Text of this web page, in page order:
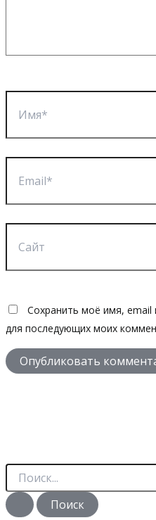
Сохранить моё имя, email
для последующих моих
П
и
с